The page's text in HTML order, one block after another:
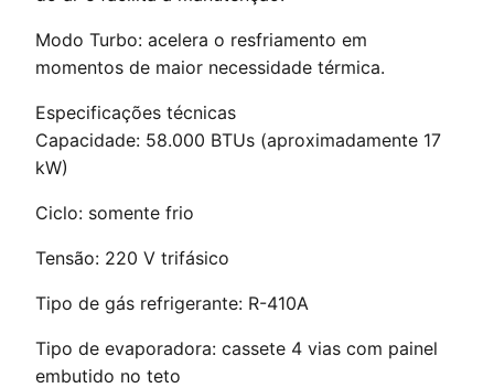
Modo Turbo: acelera o resfriamento em
momentos de maior necessidade térmica.
Especificações técnicas
Capacidade: 58.000 BTUs (aproximadamente 17
kW)
Ciclo: somente frio
Tensão: 220 V trifásico
Tipo de gás refrigerante: R-410A
Tipo de evaporadora: cassete 4 vias com painel
embutido no teto